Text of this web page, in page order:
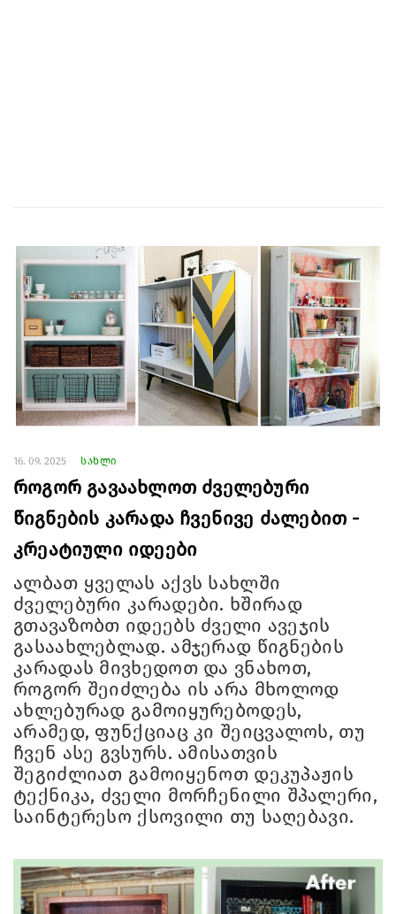
16. 09. 2025 სახლი
როგორ გავაახლოთ ძველებური
წიგნების კარადა ჩვენივე ძალებით -
კრეატიული იდეები
ალბათ ყველას აქვს სახლში
ძველებური კარადები. ხშირად
გთავაზობთ იდეებს ძველი ავეჯის
გასაახლებლად. ამჯერად წიგნების
კარადას მივხედოთ და ვნახოთ,
როგორ შეიძლება ის არა მხოლოდ
ახლებურად გამოიყურებოდეს,
არამედ, ფუნქციაც კი შეიცვალოს, თუ
ჩვენ ასე გვსურს. ამისათვის
შეგიძლიათ გამოიყენოთ დეკუპაჟის
ტექნიკა, ძველი მორჩენილი შპალერი,
საინტერესო ქსოვილი თუ საღებავი.